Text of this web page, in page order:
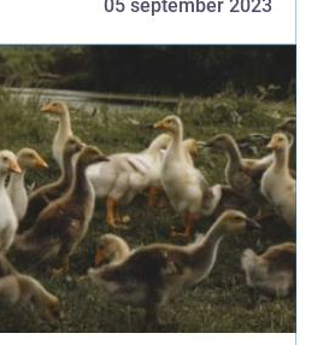
05 september 2023